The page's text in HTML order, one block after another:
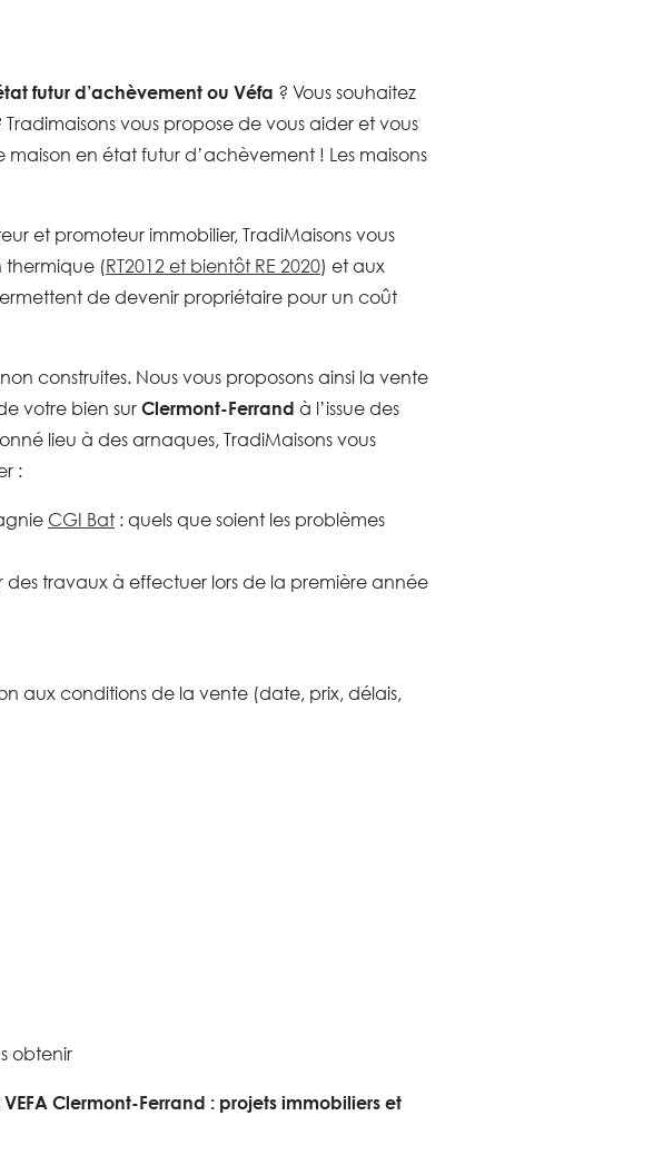
futur d’achèvement ou Véfa ? Vous souhaitez
vous propose de vous aider et vous
en état futur d’achèvement ! Les maisons
et promoteur immobilier, TradiMaisons vous
thermique (RT2012 et bientôt RE 2020) et aux
de devenir propriétaire pour un coût
construites. Nous vous proposons ainsi la vente
votre bien surClermont-Ferrand à l’issue des
lieu à des arnaques, TradiMaisons vous
:
CGI Bat : quels que soient les problèmes
travaux à effectuer lors de la première année
aux conditions de la vente (date, prix, délais,
obtenir
VEFA Clermont-Ferrand : projets immobiliers et